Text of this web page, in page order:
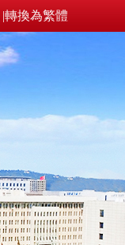
|轉換為繁體